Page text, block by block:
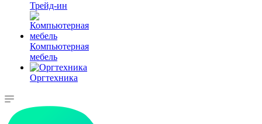
Трейд-ин
Компьютерная
мебель
Оргтехника